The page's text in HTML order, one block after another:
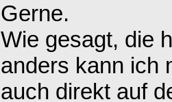
Gerne.
Wie gesagt, die
anders kann ich
auch direkt auf